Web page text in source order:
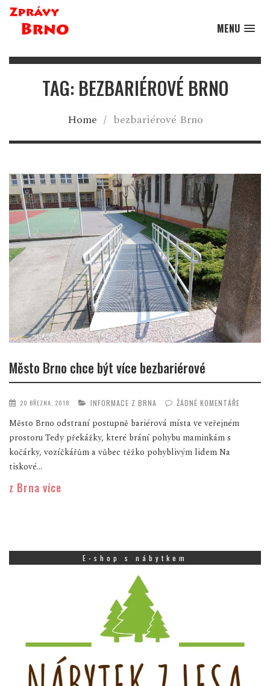
MENU
TAG: BEZBARIÉROVÉ BRNO
Home / bezbariérové Brno
Město Brno chce být více bezbariérové
20 BŘEZNA, 2018 INFORMACE Z BRNA ŽÁDNÉ KOMENTÁŘE
Město Brno odstraní postupně bariérová místa ve veřejném
prostoru Tedy překážky, které brání pohybu maminkám s
kočárky, vozíčkářům a vůbec těžko pohyblivým lidem Na
tiskové...
z Brna více
E-shop s nábytkem